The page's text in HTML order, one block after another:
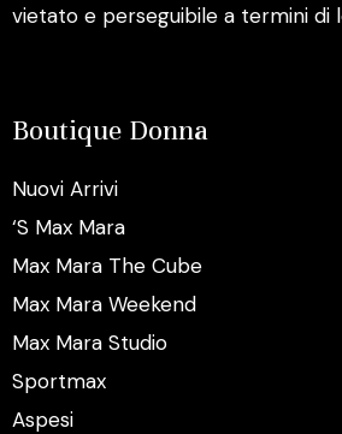
vietato e perseguibile a termini di
Boutique Donna
Nuovi Arrivi
‘S Max Mara
Max Mara The Cube
Max Mara Weekend
Max Mara Studio
Sportmax
Aspesi